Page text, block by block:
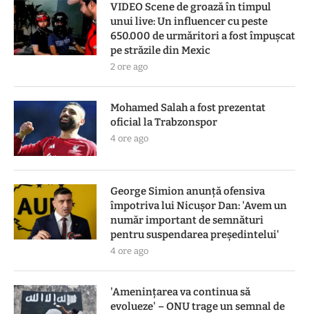
VIDEO Scene de groază în timpul
unui live: Un influencer cu peste
650.000 de urmăritori a fost împușcat
pe străzile din Mexic
2 ore ago
Mohamed Salah a fost prezentat
oficial la Trabzonspor
4 ore ago
George Simion anunță ofensiva
împotriva lui Nicușor Dan: 'Avem un
număr important de semnături
pentru suspendarea președintelui'
4 ore ago
'Amenințarea va continua să
evolueze' – ONU trage un semnal de